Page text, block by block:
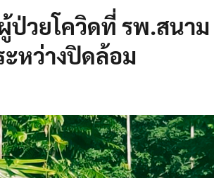
ป่วยโควิดที่ รพ.สนา
หว่างปิดล้อม